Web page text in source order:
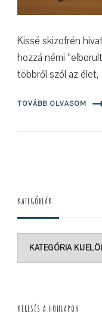
Kissé skizofrén
hozzá némi
többről szól az
TOVÁBB OLVASOM
KATEGÓRIÁK
Kategóriák
KERESÉS A HONLAPON